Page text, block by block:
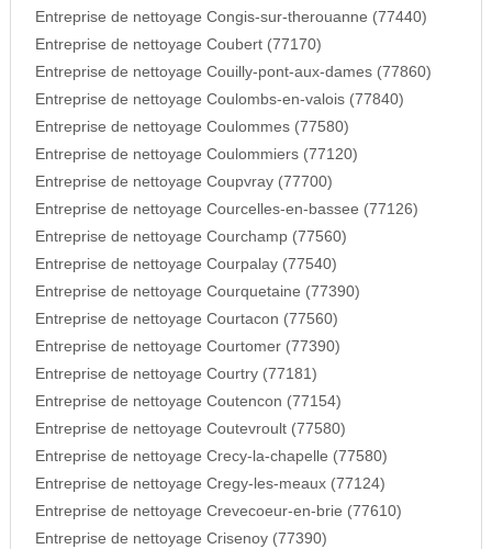
Entreprise de nettoyage Congis-sur-therouanne (77440)
Entreprise de nettoyage Coubert (77170)
Entreprise de nettoyage Couilly-pont-aux-dames (77860)
Entreprise de nettoyage Coulombs-en-valois (77840)
Entreprise de nettoyage Coulommes (77580)
Entreprise de nettoyage Coulommiers (77120)
Entreprise de nettoyage Coupvray (77700)
Entreprise de nettoyage Courcelles-en-bassee (77126)
Entreprise de nettoyage Courchamp (77560)
Entreprise de nettoyage Courpalay (77540)
Entreprise de nettoyage Courquetaine (77390)
Entreprise de nettoyage Courtacon (77560)
Entreprise de nettoyage Courtomer (77390)
Entreprise de nettoyage Courtry (77181)
Entreprise de nettoyage Coutencon (77154)
Entreprise de nettoyage Coutevroult (77580)
Entreprise de nettoyage Crecy-la-chapelle (77580)
Entreprise de nettoyage Cregy-les-meaux (77124)
Entreprise de nettoyage Crevecoeur-en-brie (77610)
Entreprise de nettoyage Crisenoy (77390)